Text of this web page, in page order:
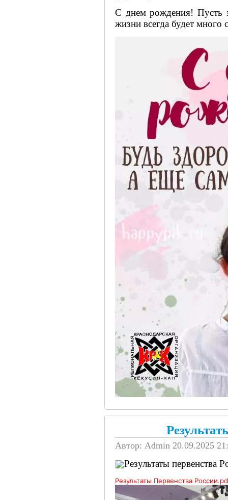
С днем рождения! Пусть
жизни всегда будет
Автор: Admin 20.09.2025
Результаты первенства
Результаты Первенства России